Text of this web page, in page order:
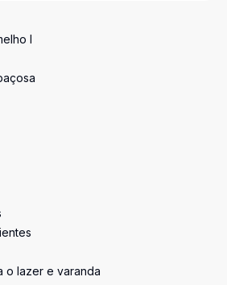
I
o lazer e varanda